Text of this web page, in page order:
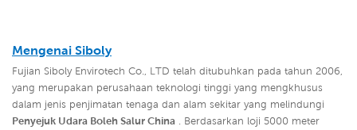
Mengenai Siboly
Fujian Siboly Envirotech Co., LTD telah ditubuhkan pada tahun 2006,
yang merupakan perusahaan teknologi tinggi yang mengkhusus
dalam jenis penjimatan tenaga dan alam sekitar yang melindungi
Penyejuk Udara Boleh Salur China . Berdasarkan loji 5000 meter